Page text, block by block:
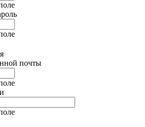
почты